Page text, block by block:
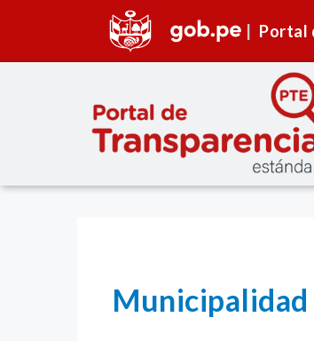
Portal
Municipalidad